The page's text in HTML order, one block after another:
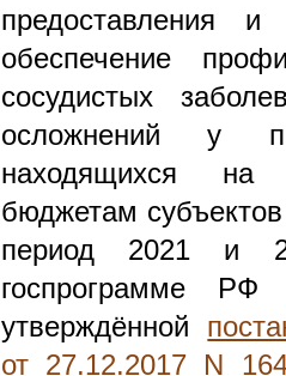
предоставления
обеспечение
сосудистых
осложнений у
находящихся на
бюджетам
период 2021 и
госпрограмме РФ
утверждённой
от 27.12.2017 N